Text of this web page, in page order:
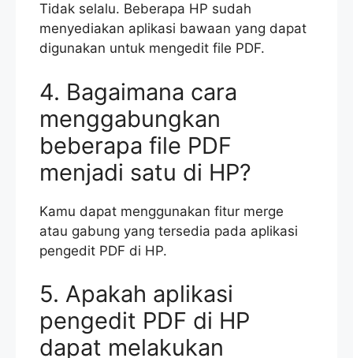
Tidak selalu. Beberapa HP sudah
menyediakan aplikasi bawaan yang dapat
digunakan untuk mengedit file PDF.
4. Bagaimana cara
menggabungkan
beberapa file PDF
menjadi satu di HP?
Kamu dapat menggunakan fitur merge
atau gabung yang tersedia pada aplikasi
pengedit PDF di HP.
5. Apakah aplikasi
pengedit PDF di HP
dapat melakukan